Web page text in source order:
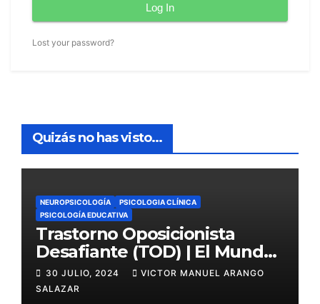
Log In
Lost your password?
Quizás no has visto...
NEUROPSICOLOGÍA
PSICOLOGIA CLÍNICA
PSICOLOGÍA EDUCATIVA
Trastorno Oposicionista
Desafiante (TOD) | El Mundo
Psicológico
30 JULIO, 2024
VICTOR MANUEL ARANGO
SALAZAR